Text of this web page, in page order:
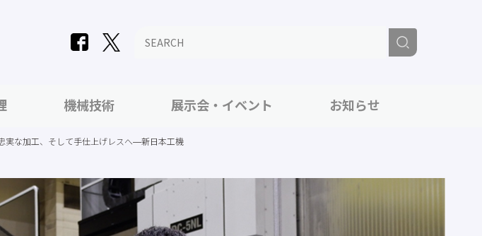
機械技術 展示会・イベント お知らせ
実な加工、そして手仕上げレスへ―新日本工機